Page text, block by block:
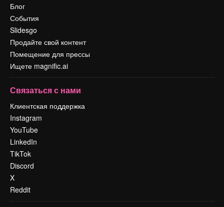
Блог
События
Slidesgo
Продайте свой контент
Помещение для прессы
Ищете magnific.ai
Связаться с нами
Клиентская поддержка
Instagram
YouTube
LinkedIn
TikTok
Discord
X
Reddit